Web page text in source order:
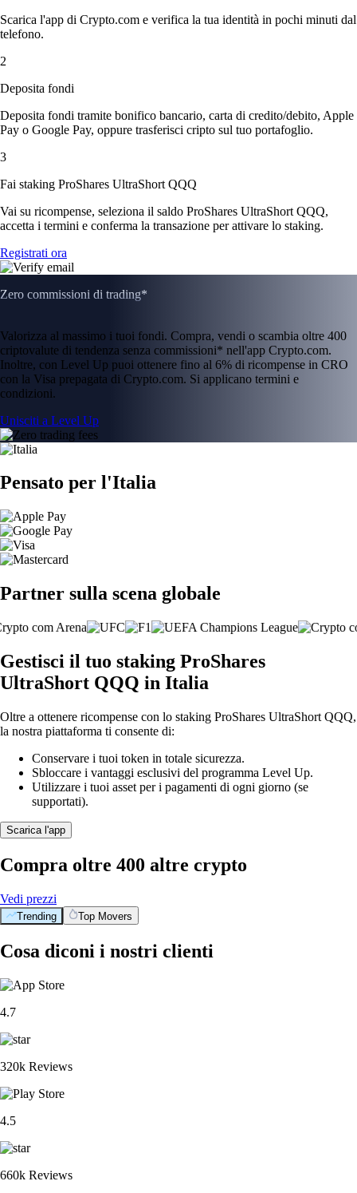
Scarica l'app di Crypto.com e verifica la tua identità in pochi minuti dal
telefono.
2
Deposita fondi
Deposita fondi tramite bonifico bancario, carta di credito/debito, Apple
Pay o Google Pay, oppure trasferisci cripto sul tuo portafoglio.
3
Fai staking ProShares UltraShort QQQ
Vai su ricompense, seleziona il saldo ProShares UltraShort QQQ,
accetta i termini e conferma la transazione per attivare lo staking.
Registrati ora
Zero commissioni di trading*
Valorizza al massimo i tuoi fondi. Compra, vendi o scambia oltre 400
criptovalute di tendenza senza commissioni* nell'app Crypto.com.
Inoltre, con Level Up puoi ottenere fino al 6% di ricompense in CRO
con la Visa prepagata di Crypto.com. Si applicano termini e
condizioni.
Unisciti a Level Up
Pensato per l'Italia
Partner sulla scena globale
Gestisci il tuo staking ProShares
UltraShort QQQ in Italia
Oltre a ottenere ricompense con lo staking ProShares UltraShort QQQ,
la nostra piattaforma ti consente di:
Conservare i tuoi token in totale sicurezza.
Sbloccare i vantaggi esclusivi del programma Level Up.
Utilizzare i tuoi asset per i pagamenti di ogni giorno (se
supportati).
Scarica l'app
Compra oltre 400 altre crypto
Vedi prezzi
Trending Top Movers
Cosa diconi i nostri clienti
4.7
320k Reviews
4.5
660k Reviews